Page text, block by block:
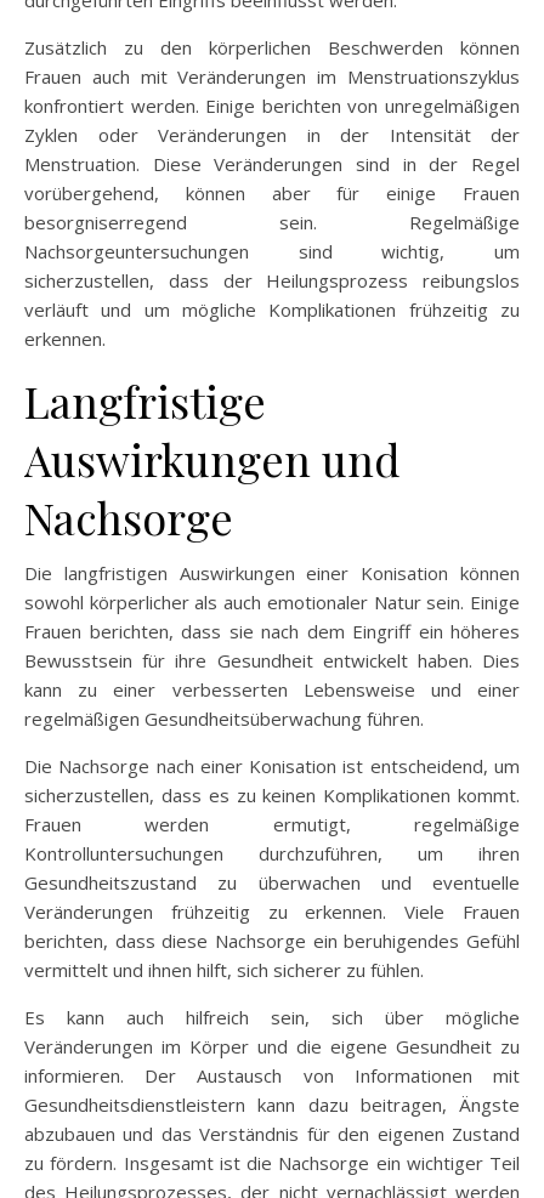
Zusätzlich zu den körperlichen Beschwerden können
Frauen auch mit Veränderungen im Menstruationszyklus
konfrontiert werden. Einige berichten von unregelmäßigen
Zyklen oder Veränderungen in der Intensität der
Menstruation. Diese Veränderungen sind in der Regel
vorübergehend, können aber für einige Frauen
besorgniserregend sein. Regelmäßige
Nachsorgeuntersuchungen sind wichtig, um
sicherzustellen, dass der Heilungsprozess reibungslos
verläuft und um mögliche Komplikationen frühzeitig zu
erkennen.
Langfristige
Auswirkungen und
Nachsorge
Die langfristigen Auswirkungen einer Konisation können
sowohl körperlicher als auch emotionaler Natur sein. Einige
Frauen berichten, dass sie nach dem Eingriff ein höheres
Bewusstsein für ihre Gesundheit entwickelt haben. Dies
kann zu einer verbesserten Lebensweise und einer
regelmäßigen Gesundheitsüberwachung führen.
Die Nachsorge nach einer Konisation ist entscheidend, um
sicherzustellen, dass es zu keinen Komplikationen kommt.
Frauen werden ermutigt, regelmäßige
Kontrolluntersuchungen durchzuführen, um ihren
Gesundheitszustand zu überwachen und eventuelle
Veränderungen frühzeitig zu erkennen. Viele Frauen
berichten, dass diese Nachsorge ein beruhigendes Gefühl
vermittelt und ihnen hilft, sich sicherer zu fühlen.
Es kann auch hilfreich sein, sich über mögliche
Veränderungen im Körper und die eigene Gesundheit zu
informieren. Der Austausch von Informationen mit
Gesundheitsdienstleistern kann dazu beitragen, Ängste
abzubauen und das Verständnis für den eigenen Zustand
zu fördern. Insgesamt ist die Nachsorge ein wichtiger Teil
des Heilungsprozesses, der nicht vernachlässigt werden